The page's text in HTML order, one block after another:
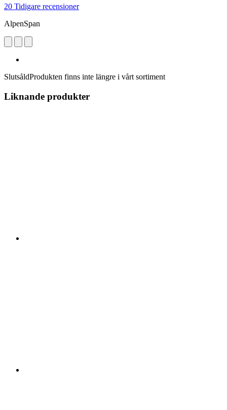
20 Tidigare recensioner
AlpenSpan
SlutsåldProdukten finns inte längre i vårt sortiment
Liknande produkter